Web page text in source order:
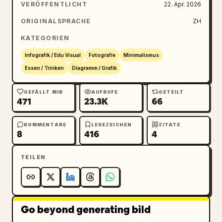
Merkmalsveränderungen (Keimbildung,
Saftaustritt, Schimmel usw.)
Jede Phase wird von Textbeschreibungen
begleitet:
Erscheinungsmerkmale
Interne Veränderungen
(Zucker-/Stärke-/Feuchtigkeitsveränderungen)
Verzehrempfehlungen (empfohlen/zum Kochen
geeignet/ungenießbar)
Designstil:
Minimalistischer heller Hintergrund (Beige)
Hochrealistischer Fotostil
Klare Trennlinien (Gefühl von Zeitschnitten)
VERÖFFENTLICHT 22. Apr. 2026
ORIGINALSPRACHE ZH
KATEGORIEN
Infografik / Edu Visual Fotografie Minimalismus
Essen / Trinken Diagramm / Grafik
GEFÄLLT MIR
471
AUFRUFE
23.3K
GETEILT
66
KOMMENTARE
8
LESEZEICHEN
416
ZITATE
4
TEILEN
Go beyond generating bild